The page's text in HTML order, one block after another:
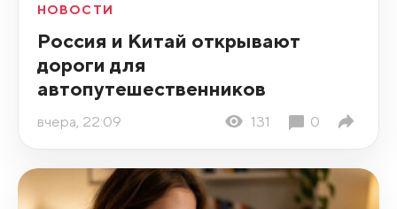
НОВОСТИ
Россия и Китай открывают
дороги для
автопутешественников
вчера, 22:09 131 0